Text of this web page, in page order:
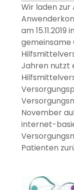
Wir laden
am
Jahren nutzt
November
internet-
Patienten